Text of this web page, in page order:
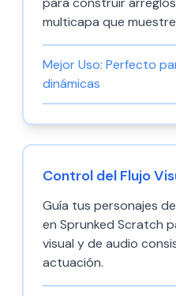
multicapa que
Mejor Uso: Perfecto
dinámicas
Control del Flujo
Guía tus personajes
en Sprunked Scratch
visual y de audio
actuación.